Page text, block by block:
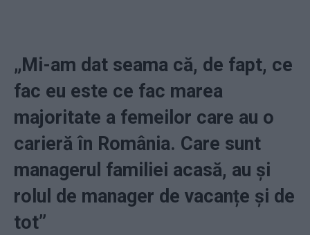
„Mi-am dat seama că, de fapt, ce
fac eu este ce fac marea
majoritate a femeilor care au o
carieră în România. Care sunt
managerul familiei acasă, au și
rolul de manager de vacanțe și de
tot”